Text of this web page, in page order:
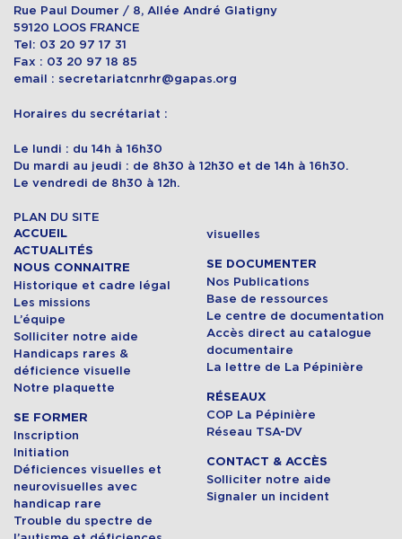
Rue Paul Doumer / 8, Allée André Glatigny
59120 LOOS FRANCE
Tel: 03 20 97 17 31
Fax : 03 20 97 18 85
email : secretariatcnrhr@gapas.org
Horaires du secrétariat :
Le lundi : du 14h à 16h30
Du mardi au jeudi : de 8h30 à 12h30 et de 14h à 16h30.
Le vendredi de 8h30 à 12h.
PLAN DU SITE
ACCUEIL
ACTUALITÉS
NOUS CONNAITRE
Historique et cadre légal
Les missions
L’équipe
Solliciter notre aide
Handicaps rares &
déficience visuelle
Notre plaquette
SE FORMER
Inscription
Initiation
Déficiences visuelles et
neurovisuelles avec
handicap rare
Trouble du spectre de
visuelles
SE DOCUMENTER
Nos Publications
Base de ressources
Le centre de documentation
Accès direct au catalogue
documentaire
La lettre de La Pépinière
RÉSEAUX
COP La Pépinière
Réseau TSA-DV
CONTACT & ACCÈS
Solliciter notre aide
Signaler un incident